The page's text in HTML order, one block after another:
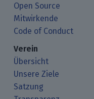
Open Source
Mitwirkende
Code of Conduct
Verein
Übersicht
Unsere Ziele
Satzung